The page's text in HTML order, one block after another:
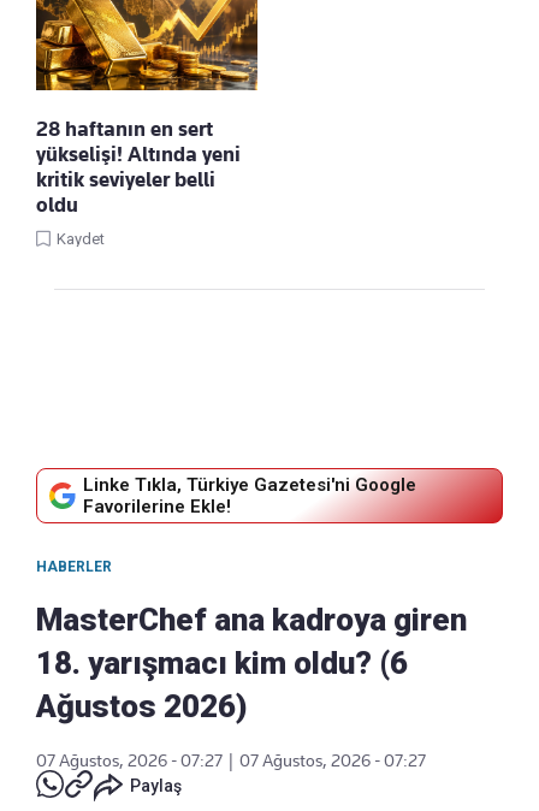
28 haftanın en sert
yükselişi! Altında yeni
kritik seviyeler belli
oldu
Kaydet
Linke Tıkla, Türkiye Gazetesi'ni Google
Favorilerine Ekle!
HABERLER
MasterChef ana kadroya giren
18. yarışmacı kim oldu? (6
Ağustos 2026)
07 Ağustos, 2026 - 07:27
07 Ağustos, 2026 - 07:27
Paylaş